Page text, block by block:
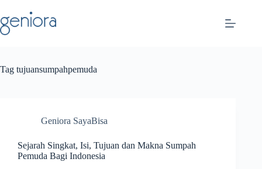
to
content
Tag tujuansumpahpemuda
Geniora SayaBisa
Sejarah Singkat, Isi, Tujuan dan Makna Sumpah
Pemuda Bagi Indonesia